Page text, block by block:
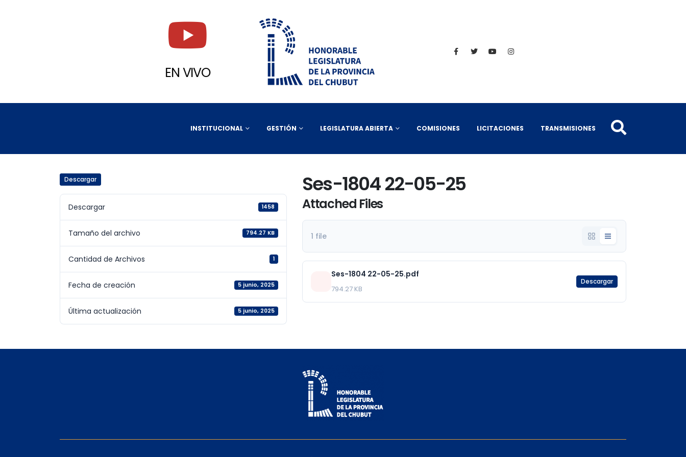
EN VIVO
INSTITUCIONAL GESTIÓN LEGISLATURA ABIERTA COMISIONES LICITACIONES TRANSMISIONES
Descargar
Descargar 1458
Tamaño del archivo 794.27 KB
Cantidad de Archivos 1
Fecha de creación 5 junio, 2025
Última actualización 5 junio, 2025
Ses-1804 22-05-25
Attached Files
1 file
Ses-1804 22-05-25.pdf
794.27 KB
Descargar